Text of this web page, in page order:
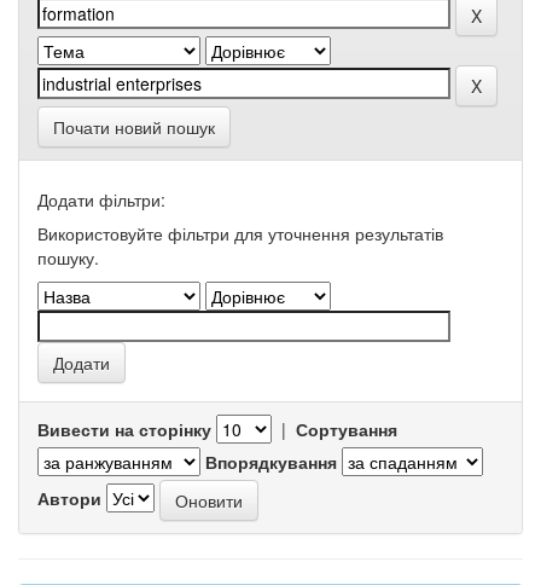
Почати новий пошук
Додати фільтри:
Використовуйте фільтри для уточнення результатів
пошуку.
Вивести на сторінку | Сортування
Впорядкування
Автори